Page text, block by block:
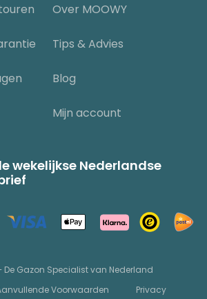
Over MOOWY
Tips & Advies
Blog
Mijn account
wekelijkse Nederlandse
De Gazon Specialist van Nederland
Voorwaarden
Privacy